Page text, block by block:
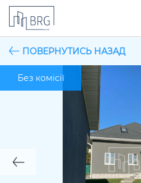
ПОВЕРНУТИСЬ НАЗАД
Без комісії